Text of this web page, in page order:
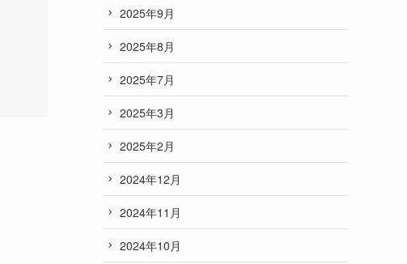
2025年9月
2025年8月
2025年7月
2025年3月
2025年2月
2024年12月
2024年11月
2024年10月